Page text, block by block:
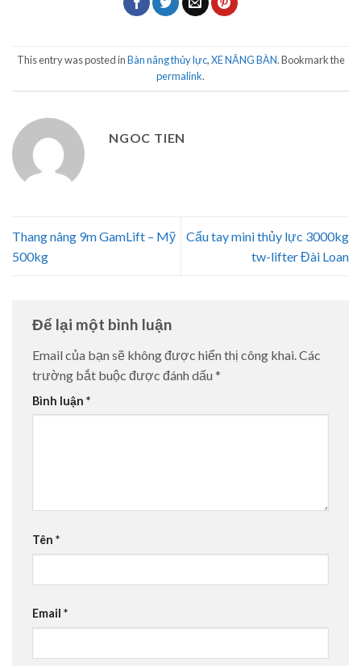
This entry was posted inBàn nâng thủy lực,XE NÂNG BÀN. Bookmark the
permalink.
NGOC TIEN
Thang nâng 9m GamLift – Mỹ
500kg
Cẩu tay mini thủy lực 3000kg
tw-lifter Đài Loan
Để lại một bình luận
Email của bạn sẽ không được hiển thị công khai. Các
trường bắt buộc được đánh dấu *
Bình luận *
Tên *
Email *